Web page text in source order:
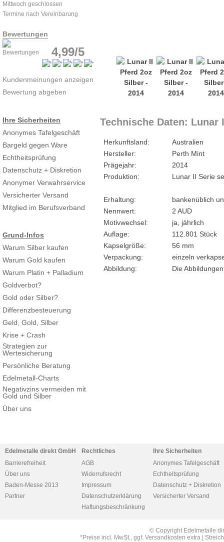
Mittwoch geschlossen
Termine nach Vereinbarung
Bewertungen
4,99/5
Kundenmeinungen anzeigen
Bewertung abgeben
Ihre Sicherheiten
Anonymes Tafelgeschäft
Bargeld gegen Ware
Echtheitsprüfung
Datenschutz + Diskretion
Anonymer Verwahrservice
Versicherter Versand
Mitglied im Berufsverband
Grund-Infos
Warum Silber kaufen
Warum Gold kaufen
Warum Platin + Palladium
Goldverbot?
Gold oder Silber?
Differenzbesteuerung
Geld, Gold, Silber
Krise + Crash
Strategien zur
Wertesicherung
Persönliche Beratung
Edelmetall-Charts
Negativzins vermeiden mit
Gold und Silber
Über uns
Technische Daten: Lunar
Herkunftsland:
Australien
Hersteller:
Perth Mint
Prägejahr:
2014
Produktion:
Lunar II Serie
Erhaltung:
bankenüblich
Nennwert:
2 AUD
Motivwechsel:
ja, jährlich
Auflage:
112.801 Stück
Kapselgröße:
56 mm
Verpackung:
einzeln
Abbildung:
Die
Edelmetalle direkt GmbH
Barrierefreiheit
Über uns
Baden-Messe 2013
Partner
Rechtliches
AGB
Widerrufsrecht
Impressum
Datenschutzerklärung
Haftungsbeschränkung
Ihre Sicherheiten
Anonymes Tafelgeschäft
Echtheitsprüfung
Datenschutz + Diskretion
Versicherter Versand
© Copyright Edelmetalle
*Preise incl. MwSt., ggf. Versandkosten extra |